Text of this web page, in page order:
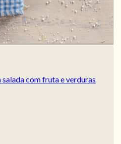
com fruta e verduras